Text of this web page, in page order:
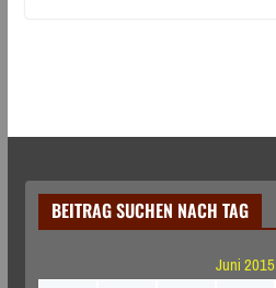
BEITRAG SUCHEN NACH TAG
Juni 2015